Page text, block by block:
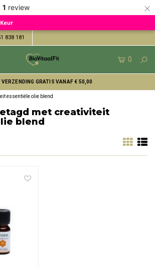
1 review ×
838 181
0
VERZENDING GRATIS VANAF € 50,00
essentiële olie blend
met creativiteit
blend